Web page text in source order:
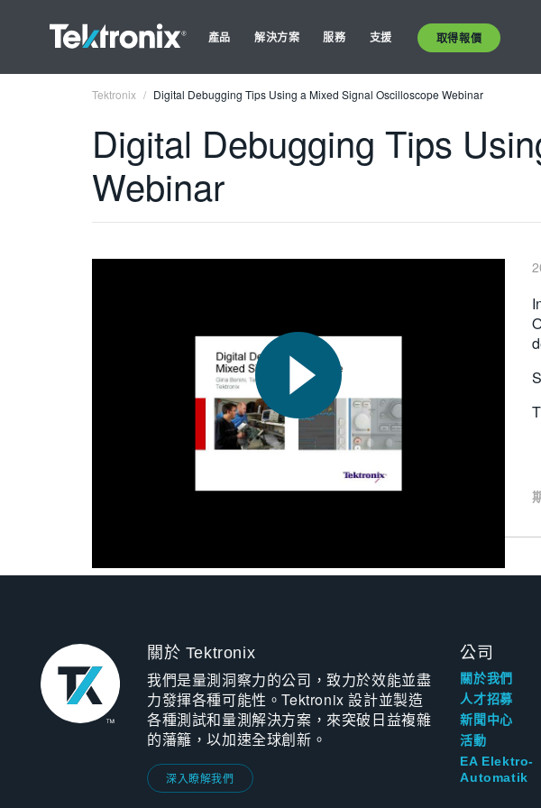
產品 解決方案 服務 支援 取得報價
Tektronix Digital Debugging Tips Using a Mixed Signal Oscilloscope Webinar
Digital Debugging Tips
Webinar
關於 Tektronix
我們是量測洞察力的公司，致力於效能並盡
力發揮各種可能性。Tektronix 設計並製造
各種測試和量測解決方案，來突破日益複雜
的藩籬，以加速全球創新。
深入瞭解我們
公司
關於我們
人才招募
新聞中心
活動
EA Elektro-
Automatik